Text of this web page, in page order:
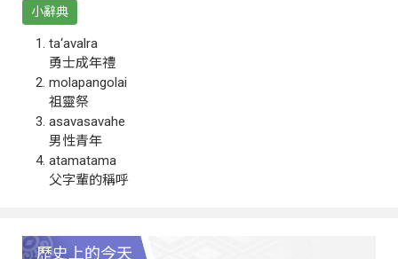
小辭典
ta‘avalra
勇士成年禮
molapangolai
祖靈祭
asavasavahe
男性青年
atamatama
父字輩的稱呼
歷史上的今天